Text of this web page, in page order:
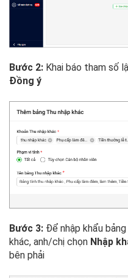
Bước 2: Khai báo tham số
Đồng ý
Bước 3: Để nhập khẩu
khác, anh/chị chọn Nhập
bên phải